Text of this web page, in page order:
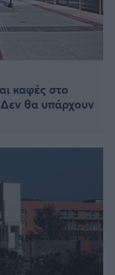
καφές στο
θα υπάρχουν